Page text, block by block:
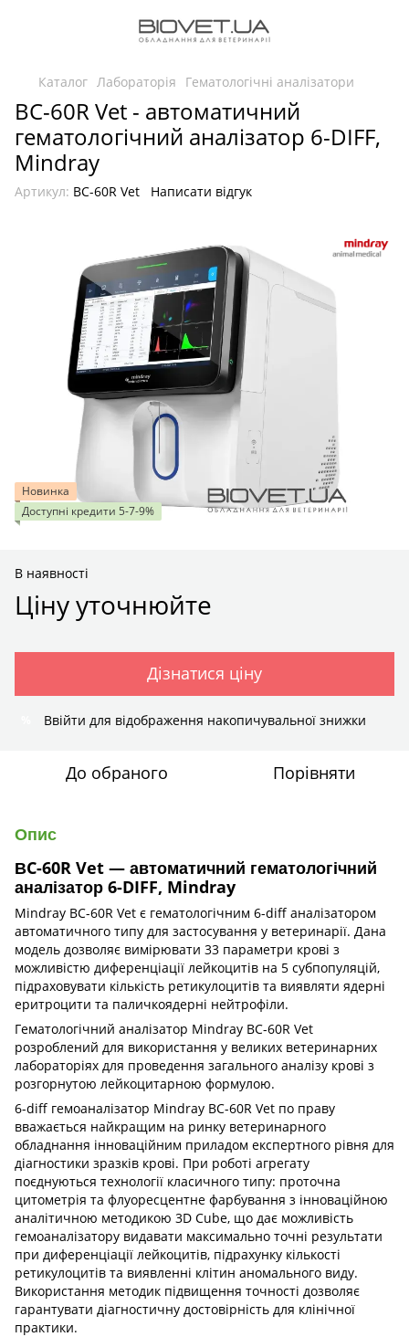
Каталог Лабораторія Гематологічні аналізатори
ВC-60R Vet - автоматичний
гематологічний аналізатор 6-DIFF,
Mindray
Артикул: ВC-60R Vet Написати відгук
Новинка
Доступні кредити 5-7-9%
В наявності
Ціну уточнюйте
Дізнатися ціну
Ввійти для відображення накопичувальної знижки
До обраного Порівняти
Опис
ВC-60R Vet — автоматичний гематологічний
аналізатор 6-DIFF, Mindray
Mindray BC-60R Vet є гематологічним 6-diff аналізатором
автоматичного типу для застосування у ветеринарії. Дана
модель дозволяє вимірювати 33 параметри крові з
можливістю диференціації лейкоцитів на 5 субпопуляцій,
підраховувати кількість ретикулоцитів та виявляти ядерні
еритроцити та паличкоядерні нейтрофіли.
Гематологічний аналізатор Mindray BC-60R Vet
розроблений для використання у великих ветеринарних
лабораторіях для проведення загального аналізу крові з
розгорнутою лейкоцитарною формулою.
6-diff гемоаналізатор Mindray BC-60R Vet по праву
вважається найкращим на ринку ветеринарного
обладнання інноваційним приладом експертного рівня для
діагностики зразків крові. При роботі агрегату
поєднуються технології класичного типу: проточна
цитометрія та флуоресцентне фарбування з інноваційною
аналітичною методикою 3D Cube, що дає можливість
гемоаналізатору видавати максимально точні результати
при диференціації лейкоцитів, підрахунку кількості
ретикулоцитів та виявленні клітин аномального виду.
Використання методик підвищення точності дозволяє
гарантувати діагностичну достовірність для клінічної
практики.